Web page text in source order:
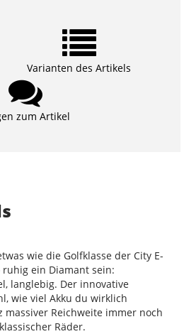
Varianten des Artikels
zum Artikel
wie die Golfklasse der City E-
ruhig ein Diamant sein:
langlebig. Der innovative
wie viel Akku du wirklich
Reichweite immer noch
Räder.